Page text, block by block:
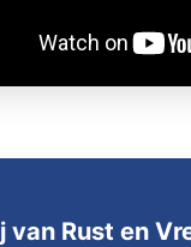
van Rust en